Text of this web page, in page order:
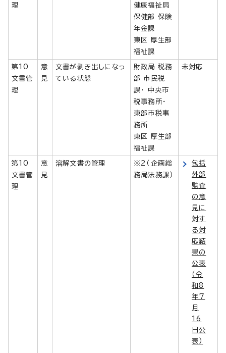
理
健康福祉局
保健部 保険
年金課
東区 厚生部
福祉課
第10
文書管
理
意
見
文書が剥き出しになっ
ている状態
財政局 税務
部 市民税
課・ 中央市
税事務所・
東部市税事
務所
東区 厚生部
福祉課
未対応
第10
文書管
理
意
見
溶解文書の管理
※2（企画総
務局法務課）
包括
外部
監査
の意
見に
対す
る対
応結
果の
公表
（令
和8
年7
月
16
日公
表）